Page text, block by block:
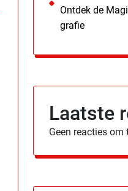
Ontdek de
grafie
Laatste
Geen reacties om